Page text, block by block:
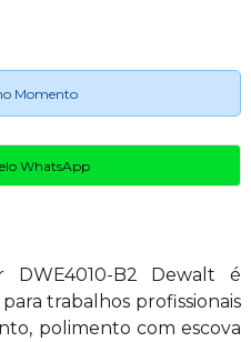
Momento
WhatsApp
DWE4010-B2 Dewalt é
trabalhos profissionais
polimento com escova